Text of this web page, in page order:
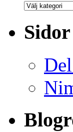
Kategorier
Sidor